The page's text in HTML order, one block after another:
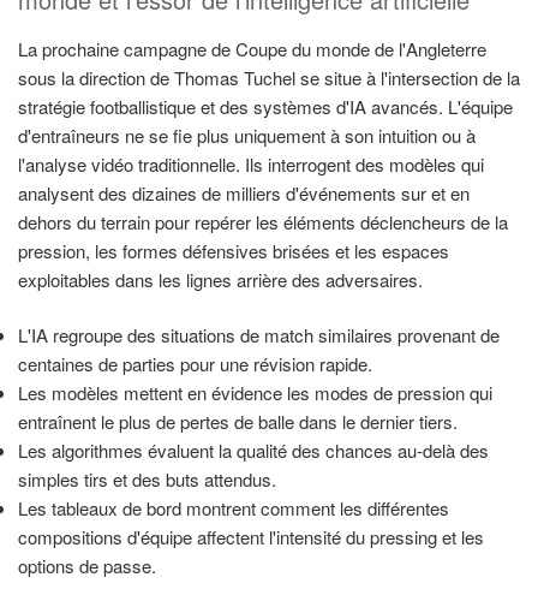
La prochaine campagne de Coupe du monde de l'Angleterre
sous la direction de Thomas Tuchel se situe à l'intersection de la
stratégie footballistique et des systèmes d'IA avancés. L'équipe
d'entraîneurs ne se fie plus uniquement à son intuition ou à
l'analyse vidéo traditionnelle. Ils interrogent des modèles qui
analysent des dizaines de milliers d'événements sur et en
dehors du terrain pour repérer les éléments déclencheurs de la
pression, les formes défensives brisées et les espaces
exploitables dans les lignes arrière des adversaires.
L'IA regroupe des situations de match similaires provenant de
centaines de parties pour une révision rapide.
Les modèles mettent en évidence les modes de pression qui
entraînent le plus de pertes de balle dans le dernier tiers.
Les algorithmes évaluent la qualité des chances au-delà des
simples tirs et des buts attendus.
Les tableaux de bord montrent comment les différentes
compositions d'équipe affectent l'intensité du pressing et les
options de passe.